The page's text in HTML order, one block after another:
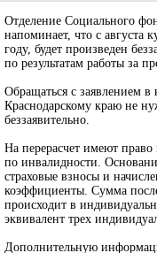
Отделение Социального
напоминает, что с августа
году, будет произведен
по результатам работы за
Обращаться с заявлением
Краснодарскому краю не
беззаявительно.
На перерасчет имеют право
по инвалидности.
страховые взносы и
коэффициенты. Сумма
происходит в
эквивалент трех
Дополнительную